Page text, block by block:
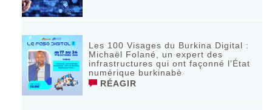
Les 100 Visages du Burkina Digital :
Michaël Folané, un expert des
infrastructures qui ont façonné l’État
numérique burkinabè
RÉAGIR